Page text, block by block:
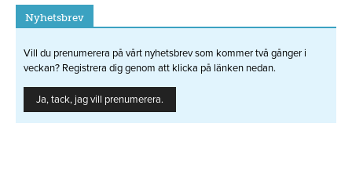
Nyhetsbrev
Vill du prenumerera på vårt nyhetsbrev som kommer två gånger i
veckan? Registrera dig genom att klicka på länken nedan.
Ja, tack, jag vill prenumerera.